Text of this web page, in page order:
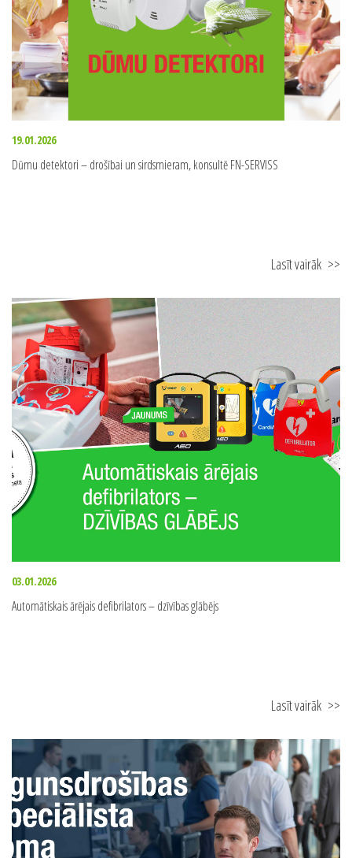
19.01.2026
Dūmu detektori – drošībai un sirdsmieram, konsultē FN-SERVISS
Lasīt vairāk >>
03.01.2026
Automātiskais ārējais defibrilators – dzīvības glābējs